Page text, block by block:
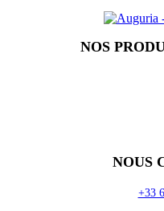
NOS
NOUS
+33